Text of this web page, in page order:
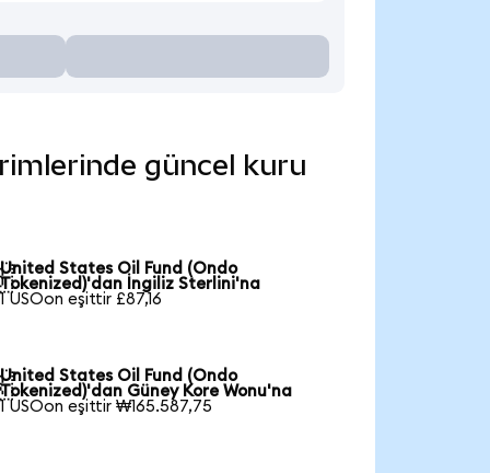
güncel kuru
United States Oil Fund (Ondo
Tokenized)'dan İngiliz Sterlini'na
1 USOon eşittir £87,16
United States Oil Fund (Ondo
Tokenized)'dan Güney Kore Wonu'na
1 USOon eşittir ₩165.587,75